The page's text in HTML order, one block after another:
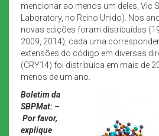
mencionar ao menos um deles, Vic
Laboratory, no Reino Unido). Nos
novas edições foram distribuídas
2009, 2014), cada uma
extensões do código em diversas
(CRY14) foi distribuída em mais de
menos de um ano.
Boletim da
SBPMat: –
Por favor,
explique